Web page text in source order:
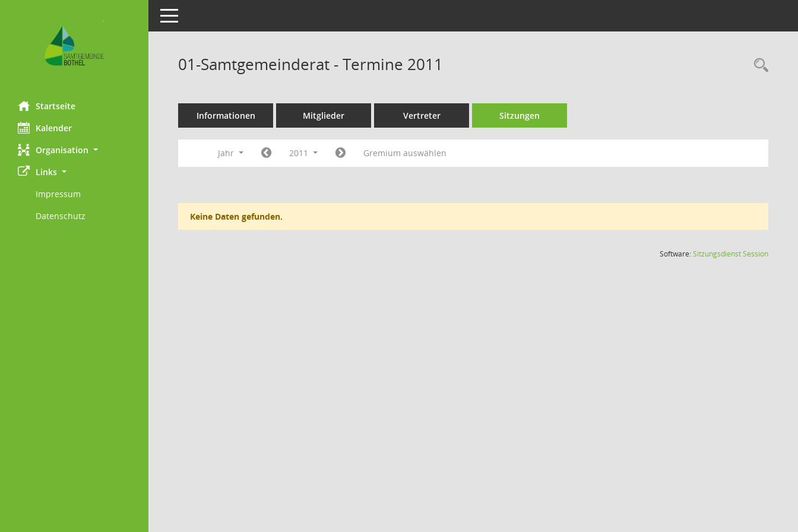
Startseite
Kalender
Organisation
Links
Impressum
Datenschutz
Toggle navigation
01-Samtgemeinderat - Termine 2011
Informationen Mitglieder Vertreter Sitzungen
Jahr 2011 Gremium auswählen
Keine Daten gefunden.
Software:SitzungsdienstSession(Wird in